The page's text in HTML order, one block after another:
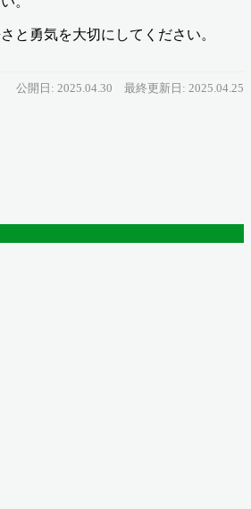
と勇気を大切にしてください。
公開日: 2025.04.30 最終更新日: 2025.04.25